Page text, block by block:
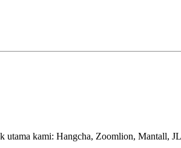
kami: Hangcha, Zoomlion, Mantall,